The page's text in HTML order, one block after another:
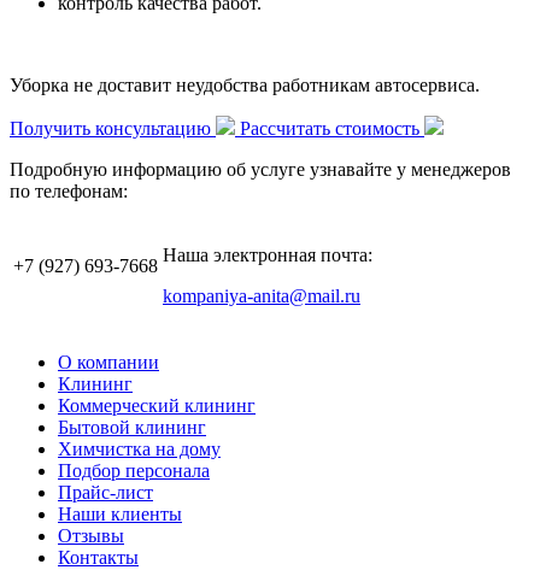
Уборка не доставит неудобства работникам автосервиса.
Получить консультацию
Рассчитать стоимость
Подробную информацию об услуге узнавайте у менеджеров
по телефонам:
+7 (927) 693-7668
Наша электронная почта:
kompaniya-anita@mail.ru
О компании
Клининг
Коммерческий клининг
Бытовой клининг
Химчистка на дому
Подбор персонала
Прайс-лист
Наши клиенты
Отзывы
Контакты